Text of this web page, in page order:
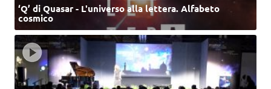
‘Q’ di Quasar - L'universo alla lettera. Alfabeto
cosmico